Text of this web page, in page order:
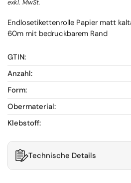
exkl. MwSt.
Endlosetikettenrolle Papier matt
60m mit bedruckbarem Rand
GTIN:
Anzahl:
Form:
Obermaterial:
Klebstoff:
Technische Details